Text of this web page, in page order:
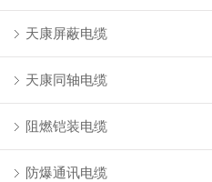
天康屏蔽电缆
天康同轴电缆
阻燃铠装电缆
防爆通讯电缆